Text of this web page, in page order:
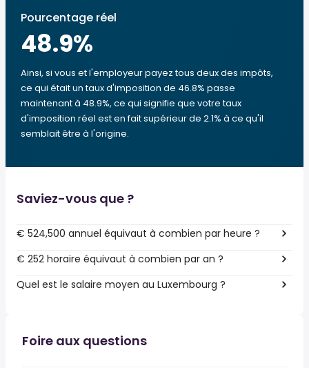
Pourcentage réel
48.9%
Ainsi, si vous et l'employeur payez tous deux des impôts,
ce qui était un taux d'imposition de 46.8% passe
maintenant à 48.9%, ce qui signifie que votre taux
d'imposition réel est en fait supérieur de 2.1% à ce qu'il
semblait être à l'origine.
Saviez-vous que ?
€ 524,500 annuel équivaut à combien par heure ?
€ 252 horaire équivaut à combien par an ?
Quel est le salaire moyen au Luxembourg ?
Foire aux questions